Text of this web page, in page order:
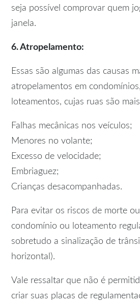
seja possível comprovar quem
janela.
6. Atropelamento:
Essas são algumas das causas
atropelamentos em
loteamentos, cujas ruas são
Falhas mecânicas nos veículos;
Menores no volante;
Excesso de velocidade;
Embriaguez;
Crianças desacompanhadas.
Para evitar os riscos de morte
condomínio ou loteamento
sobretudo a sinalização de
horizontal).
Vale ressaltar que não é
criar suas placas de